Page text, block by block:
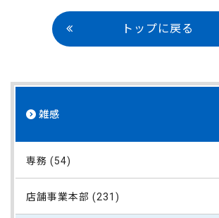
トップに戻る
雑感
専務 (54)
店舗事業本部 (231)